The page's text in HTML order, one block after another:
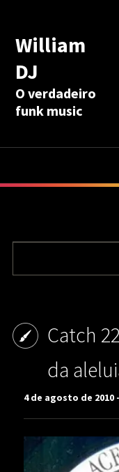
William
DJ
O verdadeiro
funk music
Catch
da
4 de agosto de 2010 -